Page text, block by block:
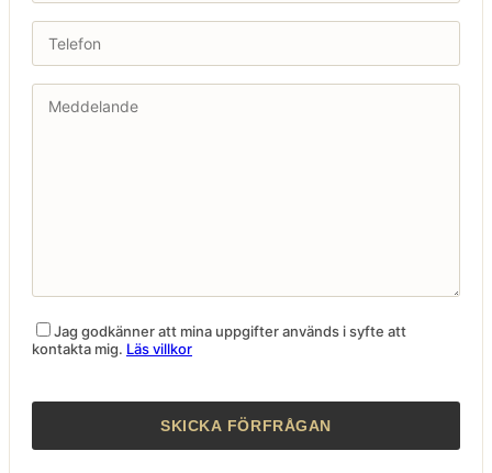
Jag godkänner att mina uppgifter används i syfte att
kontakta mig. Läs villkor